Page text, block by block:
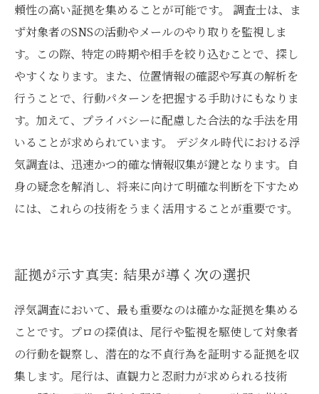
頼性の高い証拠を集めることが可能です。 調査士は、ま
ず対象者のSNSの活動やメールのやり取りを監視しま
す。この際、特定の時期や相手を絞り込むことで、探し
やすくなります。また、位置情報の確認や写真の解析を
行うことで、行動パターンを把握する手助けにもなりま
す。加えて、プライバシーに配慮した合法的な手法を用
いることが求められています。 デジタル時代における浮
気調査は、迅速かつ的確な情報収集が鍵となります。自
身の疑念を解消し、将来に向けて明確な判断を下すため
には、これらの技術をうまく活用することが重要です。
証拠が示す真実: 結果が導く次の選択
浮気調査において、最も重要なのは確かな証拠を集める
ことです。プロの探偵は、尾行や監視を駆使して対象者
の行動を観察し、潜在的な不貞行為を証明する証拠を収
集します。尾行は、直観力と忍耐力が求められる技術